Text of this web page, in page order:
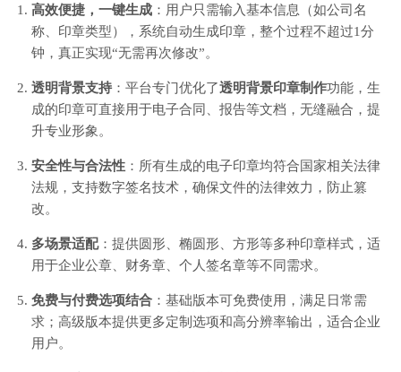
高效便捷，一键生成 ：用户只需输入基本信息（如公司名
称、印章类型），系统自动生成印章，整个过程不超过1分
钟，真正实现“无需再次修改”。
透明背景支持：平台专门优化了透明背景印章制作功能，生
成的印章可直接用于电子合同、报告等文档，无缝融合，提
升专业形象。
安全性与合法性 ：所有生成的电子印章均符合国家相关法律
法规，支持数字签名技术，确保文件的法律效力，防止篡
改。
多场景适配：提供圆形、椭圆形、方形等多种印章样式，适
用于企业公章、财务章、个人签名章等不同需求。
免费与付费选项结合 ：基础版本可免费使用，满足日常需
求；高级版本提供更多定制选项和高分辨率输出，适合企业
用户。